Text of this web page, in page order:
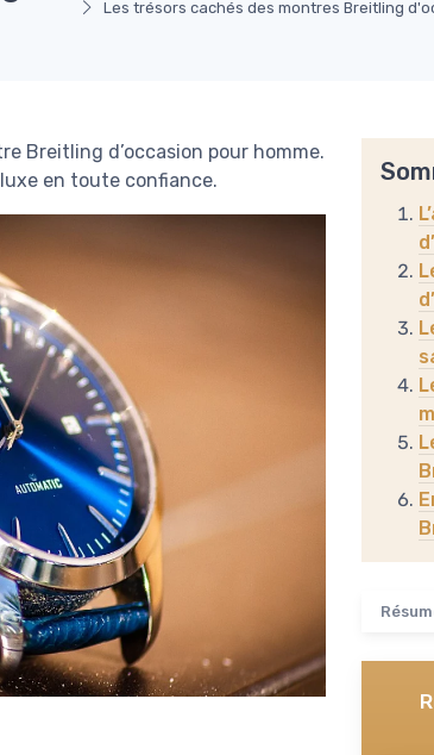
Les trésors cachés des montres Breitling
Breitling d’occasion pour homme.
en toute confiance.